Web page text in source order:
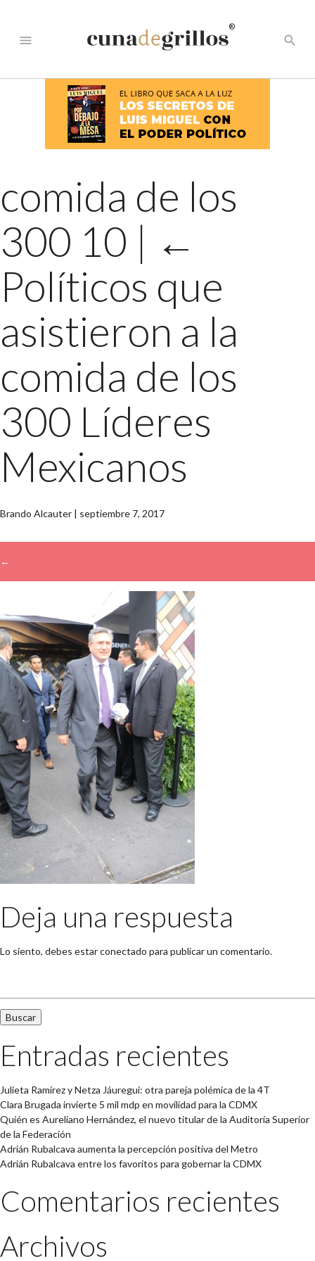
menu
®
search
comida de los
300 10 | ←
Políticos que
asistieron a la
comida de los
300 Líderes
Mexicanos
Brando Alcauter | septiembre 7, 2017
←
Deja una respuesta
Lo siento, debes estarconectado para publicar un comentario.
Entradas recientes
Julieta Ramírez y Netza Jáuregui: otra pareja polémica de la 4T
Clara Brugada invierte 5 mil mdp en movilidad para la CDMX
Quién es Aureliano Hernández, el nuevo titular de la Auditoría Superior
de la Federación
Adrián Rubalcava aumenta la percepción positiva del Metro
Adrián Rubalcava entre los favoritos para gobernar la CDMX
Comentarios recientes
Archivos